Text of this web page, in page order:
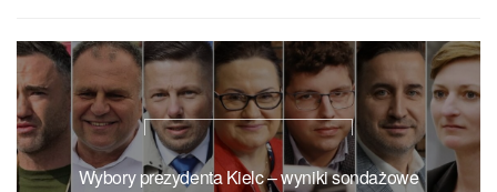
Wybory prezydenta Kielc – wyniki sondażowe